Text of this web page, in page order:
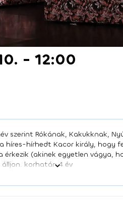
- 12:00
szerint Rókának, Kakukknak,
híres-hírhedt Kacor király, hogy
(akinek egyetlen vágya,
korhatár: 4 év